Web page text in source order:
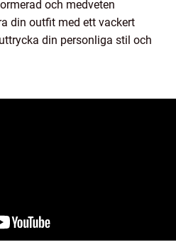
och medveten
din outfit med ett vackert
din personliga stil och